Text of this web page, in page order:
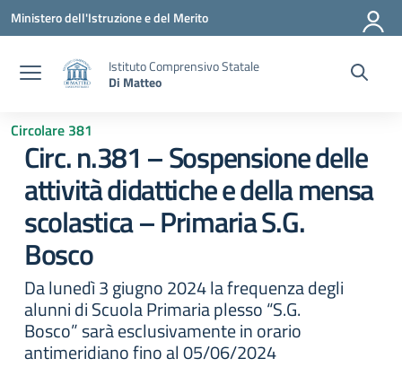
Vai ai contenuti
Vai al menu di navigazione
Vai al footer
Ministero dell'Istruzione e del Merito
Istituto Comprensivo Statale
Di Matteo
Circolare 381
Circ. n.381 – Sospensione delle
attività didattiche e della mensa
scolastica – Primaria S.G.
Bosco
Da lunedì 3 giugno 2024 la frequenza degli
alunni di Scuola Primaria plesso “S.G.
Bosco” sarà esclusivamente in orario
antimeridiano fino al 05/06/2024